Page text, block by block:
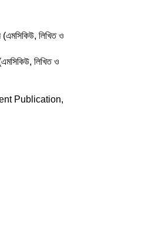
লিখিত ও
Publication,